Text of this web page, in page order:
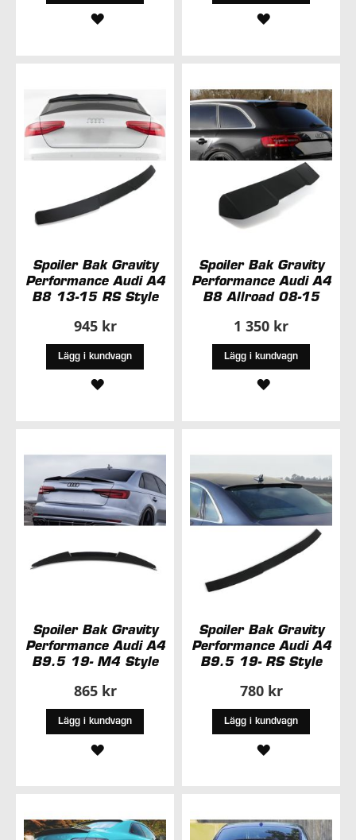
LÄGG
ÖNSKELISTA
LÄGG
ÖNSKELISTA
Spoiler Bak Gravity
Performance Audi A4
B8 13-15 RS Style
945 kr
Lägg i kundvagn
LÄGG
ÖNSKELISTA
Spoiler Bak Gravity
Performance Audi A4
B8 Allroad 08-15
1 350 kr
Lägg i kundvagn
LÄGG
Spoiler Bak Gravity
Performance Audi A4
B9.5 19- M4 Style
865 kr
Lägg i kundvagn
LÄGG
ÖNSKELISTA
Spoiler Bak Gravity
Performance Audi A4
B9.5 19- RS Style
780 kr
Lägg i kundvagn
LÄGG
ÖNSKELISTA